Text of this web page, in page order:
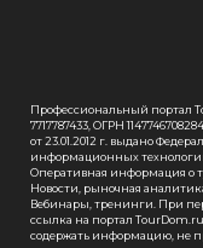
Профессиональный портал
7717787433, ОГРН
от 23.01.2012 г. выдано
информационных
Оперативная информация о
Новости, рыночная
Вебинары, тренинги. При
ссылка на портал
содержать информацию, не